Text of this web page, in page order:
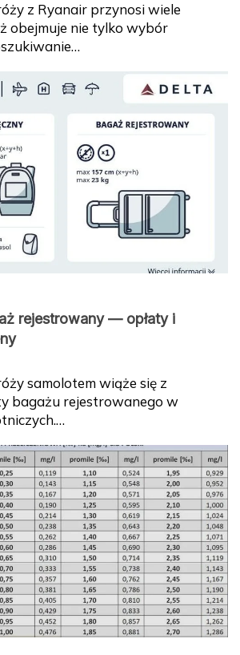
z Ryanair przynosi wiele
obejmuje nie tylko wybór
rejestrowany — opłaty i
samolotem wiąże się z
bagażu rejestrowanego w